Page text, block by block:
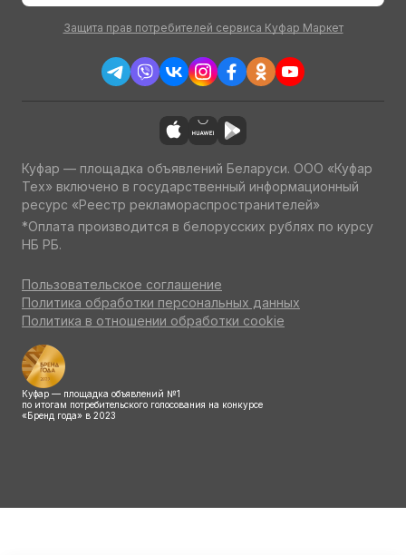
Защита прав потребителей сервиса Куфар Маркет
Куфар — площадка объявлений Беларуси. ООО «Куфар
Тех» включено в государственный информационный
ресурс «Реестр рекламораспространителей»
*Оплата производится в белорусских рублях по курсу
НБ РБ.
Пользовательское соглашение
Политика обработки персональных данных
Политика в отношении обработки cookie
Куфар — площадка объявлений №1
по итогам потребительского голосования на конкурсе
«Бренд года» в 2023